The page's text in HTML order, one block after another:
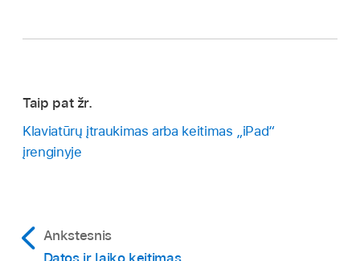
Taip pat žr.
Klaviatūrų įtraukimas arba keitimas „iPad“
įrenginyje
Ankstesnis
Datos ir laiko keitimas